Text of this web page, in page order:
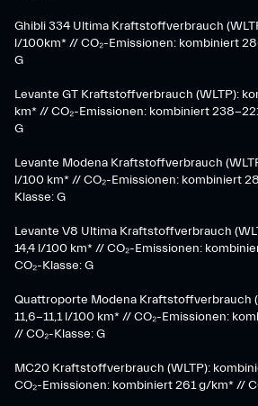
Ghibli 334 Ultima Kraftstoffverbrauch
l/100km* // CO₂-Emissionen: kombiniert
G
Levante GT Kraftstoffverbrauch (WLTP):
km* // CO₂-Emissionen: kombiniert 238-
G​
Levante Modena Kraftstoffverbrauch
l/100 km* // CO₂-Emissionen: kombiniert
Klasse: G
​Levante V8 Ultima Kraftstoffverbrauch
14,4 l/100 km* // CO₂-Emissionen:
CO₂-Klasse: G
Quattroporte Modena Kraftstoffverbrauch
11,6-11,1 l/100 km* // CO₂-Emissionen:
// CO₂-Klasse: G
MC20 Kraftstoffverbrauch (WLTP):
CO₂-Emissionen: kombiniert 261 g/km* //